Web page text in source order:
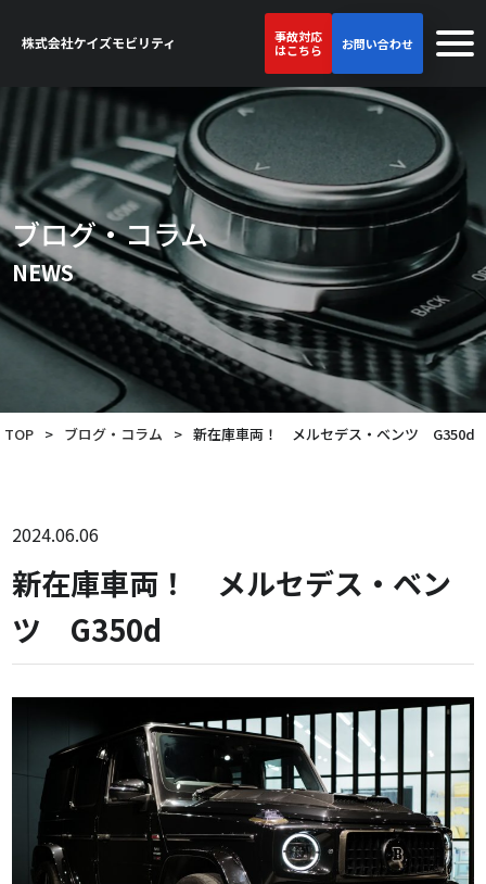
事故対応
はこちら
お問い合わせ
ブログ・コラム
NEWS
TOP > ブログ・コラム > 新在庫車両！ メルセデス・ベンツ G350d
2024.06.06
新在庫車両！ メルセデス・ベン
ツ G350d